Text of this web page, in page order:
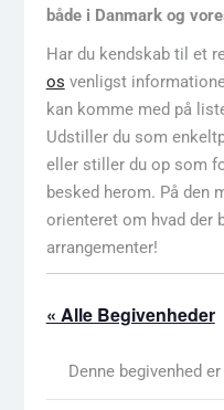
både i Danmark og
Har du kendskab til et
os venligst
kan komme med på
Udstiller du som
eller stiller du op som
besked herom. På den
orienteret om hvad der
arrangementer!
« Alle Begivenheder
Denne begivenhed